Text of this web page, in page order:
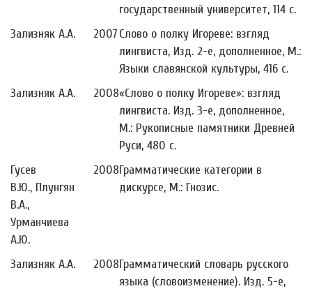
государственный университет, 114 с.
Зализняк А.А.
2007Слово о полку Игореве: взгляд
лингвиста, Изд. 2-е, дополненное, М.:
Языки славянской культуры, 416 с.
Зализняк А.А.
2008«Слово о полку Игореве»: взгляд
лингвиста. Изд. 3-е, дополненное,
М.: Рукописные памятники Древней
Руси, 480 с.
Гусев
В.Ю., Плунгян
В.А.,
Урманчиева
А.Ю.
2008Грамматические категории в
дискурсе, М.: Гнозис.
Зализняк А.А. 2008Грамматический словарь русского
языка (словоизменение). Изд. 5-е,